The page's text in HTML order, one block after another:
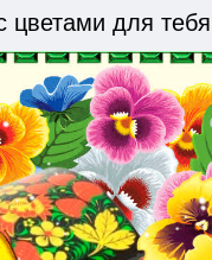
цветами для тебя